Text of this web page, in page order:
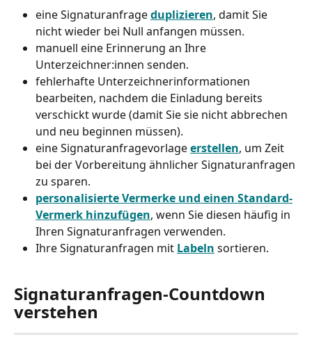
eine Signaturanfrage duplizieren, damit Sie
nicht wieder bei Null anfangen müssen.
manuell eine Erinnerung an Ihre
Unterzeichner:innen senden.
fehlerhafte Unterzeichnerinformationen
bearbeiten, nachdem die Einladung bereits
verschickt wurde (damit Sie sie nicht abbrechen
und neu beginnen müssen).
eine Signaturanfragevorlage erstellen, um Zeit
bei der Vorbereitung ähnlicher Signaturanfragen
zu sparen.
personalisierte Vermerke und einen Standard-
Vermerk hinzufügen, wenn Sie diesen häufig in
Ihren Signaturanfragen verwenden.
Ihre Signaturanfragen mit Labeln sortieren.
Signaturanfragen-Countdown
verstehen